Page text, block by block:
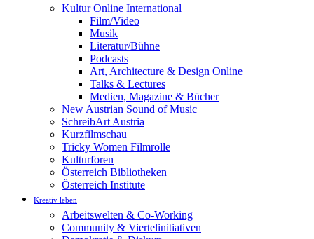
Kultur Online International
Film/Video
Musik
Literatur/Bühne
Podcasts
Art, Architecture & Design Online
Talks & Lectures
Medien, Magazine & Bücher
New Austrian Sound of Music
SchreibArt Austria
Kurzfilmschau
Tricky Women Filmrolle
Kulturforen
Österreich Bibliotheken
Österreich Institute
Kreativ leben
Arbeitswelten & Co-Working
Community & Viertelinitiativen